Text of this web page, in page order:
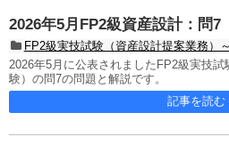
2026年5月FP2級資産設計：問7
FP2級実技試験（資産設計提案業務）
2026年5月に公表されましたFP2級実技
験）の問7の問題と解説です。
記事を読む